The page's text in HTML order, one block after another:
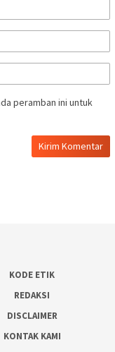
peramban ini untuk
KODE ETIK
REDAKSI
DISCLAIMER
KONTAK KAMI